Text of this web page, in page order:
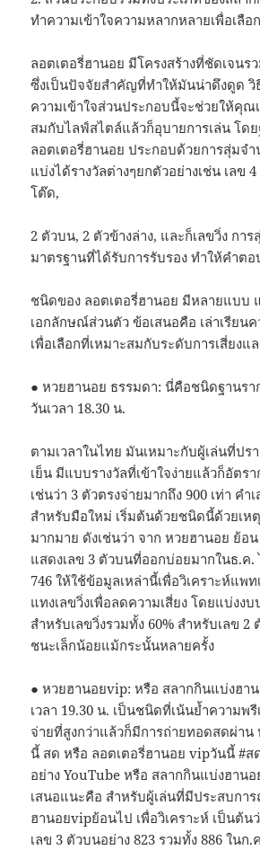
ทำความเข้าใจความหลากหลายเพื่อเลือ
ลอตเตอรี่ฮานอย มีโครงสร้างที่ชัดเจนร
ซึ่งเป็นปัจจัยสำคัญที่ทำให้มันน่าดึงดูด วิ
ความเข้าใจส่วนประกอบนี้จะช่วยให้คุณ
สมกับไลฟ์สไตล์แล้วก็อุบายการเล่น โด
ลอตเตอรี่ฮานอย ประกอบด้วยการสุ่มจ
แบ่งได้รางวัลต่างๆยกตัวอย่างเช่น เลข
โต๊ด,
2 ตัวบน, 2 ตัวข้างล่าง, และก็เลขวิ่ง กา
มาตรฐานที่ได้รับการรับรอง ทำให้คำต
ชนิดของ ลอตเตอรี่ฮานอย มีหลายแบบ
เอกลักษณ์ส่วนตัว ข้อเสนอคือ เล่าเรียน
เพื่อเลือกที่เหมาะสมกับระดับการเสี่ยง
● หวยฮานอย ธรรมดา: นี่คือชนิดฐานรา
วันเวลา 18.30 น.
ตามเวลาในไทย มันเหมาะกับผู้เล่นที่ปร
เย็น มีแบบรางวัลที่เข้าใจง่ายแล้วก็อัตร
เช่นว่า 3 ตัวตรงจ่ายมากถึง 900 เท่า คำ
สำหรับมือใหม่ เริ่มต้นด้วยชนิดนี้ด้วยเห
มากมาย ดังเช่นว่า จาก หวยฮานอย ย้อน
แสดงเลข 3 ตัวบนที่ออกบ่อยมากในธ.ค.
746 ให้ใช้ข้อมูลเหล่านี้เพื่อวิเคราะห์แพ
แทงเลขวิ่งเพื่อลดความเสี่ยง โดยแบ่งง
สำหรับเลขวิ่งรวมทั้ง 60% สำหรับเลข 2
ชนะเล็กน้อยแม้กระนั้นหลายครั้ง
● หวยฮานอยvip: หรือ สลากกินแบ่งฮา
เวลา 19.30 น. เป็นชนิดที่เน้นย้ำความพ
จ่ายที่สูงกว่าแล้วก็มีการถ่ายทอดสดผ่า
นี้ สด หรือ ลอตเตอรี่ฮานอย vipวันนี้ #
อย่าง YouTube หรือ สลากกินแบ่งฮาน
เสนอแนะคือ สำหรับผู้เล่นที่มีประสบกา
ฮานอยvipย้อนไป เพื่อวิเคราะห์ เป็นต้น
เลข 3 ตัวบนอย่าง 823 รวมทั้ง 886 ใน